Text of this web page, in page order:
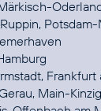
Frankfurt
Main-